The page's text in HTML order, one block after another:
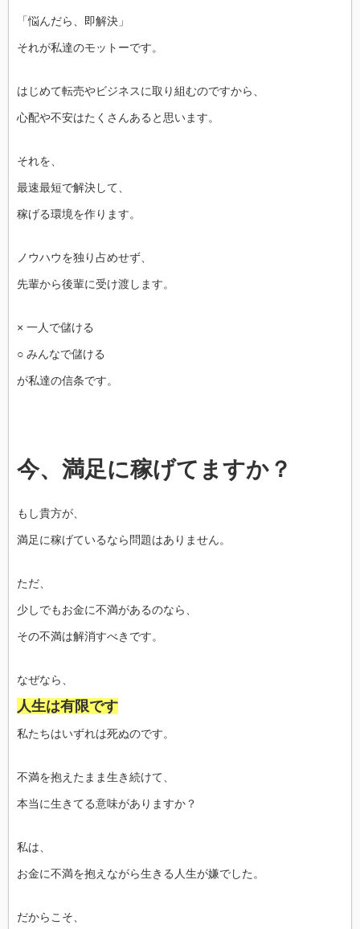
「悩んだら、即解決」
それが私達のモットーです。
はじめて転売やビジネスに取り組むのですから、
心配や不安はたくさんあると思います。
それを、
最速最短で解決して、
稼げる環境を作ります。
ノウハウを独り占めせず、
先輩から後輩に受け渡します。
× 一人で儲ける
○ みんなで儲ける
が私達の信条です。
今、満足に稼げてますか？
もし貴方が、
満足に稼げているなら問題はありません。
ただ、
少しでもお金に不満があるのなら、
その不満は解消すべきです。
なぜなら、
人生は有限です
私たちはいずれは死ぬのです。
不満を抱えたまま生き続けて、
本当に生きてる意味がありますか？
私は、
お金に不満を抱えながら生きる人生が嫌でした。
だからこそ、